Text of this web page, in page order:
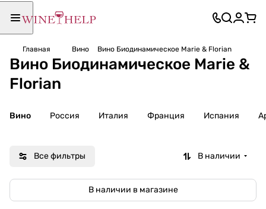
Главная Вино Вино Биодинамическое Marie & Florian
Вино Биодинамическое Marie &
Florian
Вино Россия Италия Франция Испания
Все фильтры В наличии
В наличии в магазине